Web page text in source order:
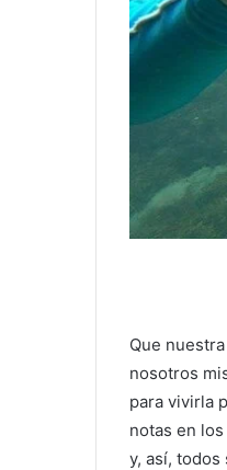
Que
nosotros
para vivirla
notas en
y, así,